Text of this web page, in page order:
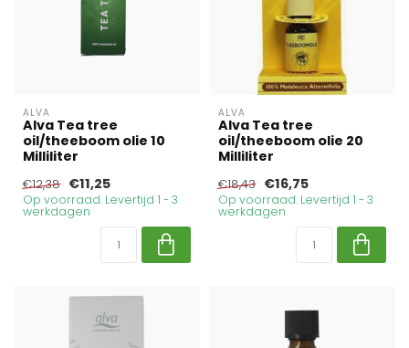
ALVA
Alva Tea tree
oil/theeboom olie 10
Milliliter
€12,38 €11,25
Op voorraad. Levertijd 1 - 3
werkdagen
ALVA
Alva Tea tree
oil/theeboom olie 20
Milliliter
€18,43 €16,75
Op voorraad. Levertijd 1 - 3
werkdagen